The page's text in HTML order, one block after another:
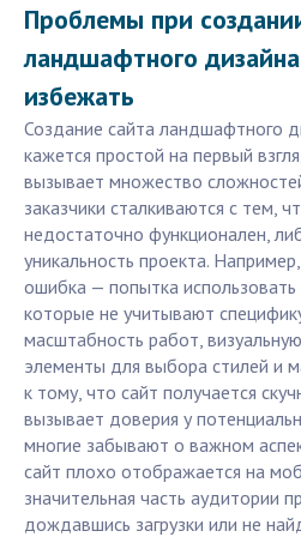
Проблемы при
ландшафтного
избежать
Создание сайта ландшафтного
кажется простой на первый
вызывает множество
заказчики сталкиваются с тем,
недостаточно функционален,
уникальность проекта.
ошибка — попытка
которые не учитывают
масштабность работ,
элементы для выбора стилей и
к тому, что сайт получается
вызывает доверия у
многие забывают о важном
сайт плохо отображается на
значительная часть аудитории
дождавшись загрузки или не